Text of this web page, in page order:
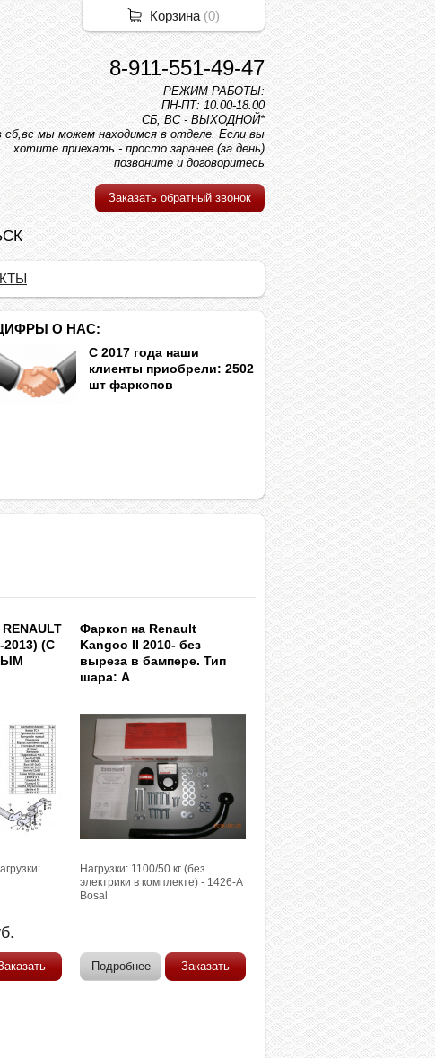
8-911-551-49-47
РЕЖИМ РАБОТЫ:
ПН-ПТ: 10.00-18.00
СБ, ВС - ВЫХОДНОЙ*
сб,вс мы можем находимся в отделе. Если вы
хотите приехать - просто заранее (за день)
позвоните и договоритесь
Заказать обратный звонок
О НАС:
С 2017 года наши
клиенты приобрели: 2502
шт фаркопов
2013) (С
Фаркоп на Renault
Kangoo II 2010- без
выреза в бампере. Тип
шара: A
Нагрузки: 1100/50 кг (без
электрики в комплекте) - 1426-A
Bosal
Подробнее Заказать
Корзина (0)